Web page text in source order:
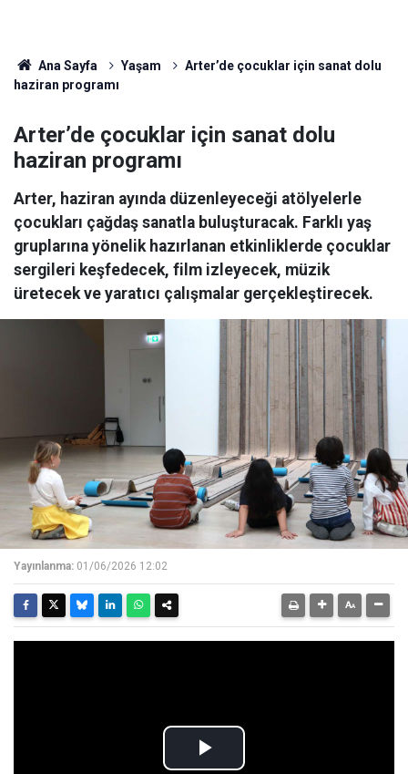
Ana Sayfa Yaşam
Arter’de çocuklar için sanat dolu
haziran programı
Arter’de çocuklar için sanat dolu
haziran programı
Arter, haziran ayında düzenleyeceği atölyelerle
çocukları çağdaş sanatla buluşturacak. Farklı yaş
gruplarına yönelik hazırlanan etkinliklerde çocuklar
sergileri keşfedecek, film izleyecek, müzik
üretecek ve yaratıcı çalışmalar gerçekleştirecek.
Yayınlanma: 01/06/2026 12:02